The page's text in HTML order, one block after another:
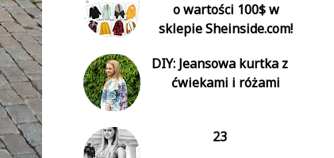
o wartości 100$ w
sklepie Sheinside.com!
DIY: Jeansowa kurtka z
ćwiekami i różami
23